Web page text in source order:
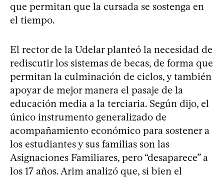
que permitan que la cursada se sostenga en
el tiempo.
El rector de la Udelar planteó la necesidad de
rediscutir los sistemas de becas, de forma que
permitan la culminación de ciclos, y también
apoyar de mejor manera el pasaje de la
educación media a la terciaria. Según dijo, el
único instrumento generalizado de
acompañamiento económico para sostener a
los estudiantes y sus familias son las
Asignaciones Familiares, pero “desaparece” a
los 17 años. Arim analizó que, si bien el